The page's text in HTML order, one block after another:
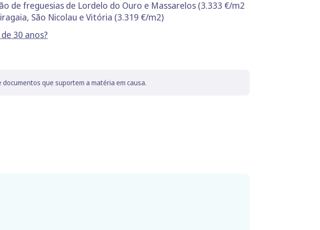
de freguesias de Lordelo do Ouro e Massarelos (3.333 €/m2
São Nicolau e Vitória (3.319 €/m2)
30 anos?
que suportem a matéria em causa.